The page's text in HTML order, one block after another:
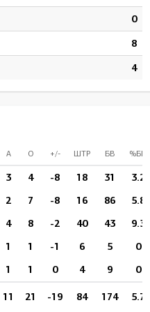
0
8
4
А О +/- ШТР БВ %БВ
3 4 -8 18 31 3.2
2 7 -8 16 86 5.8
4 8 -2 40 43 9.3
1 1 -1 6 5 0
1 1 0 4 9 0
11 21 -19 84 174 5.7